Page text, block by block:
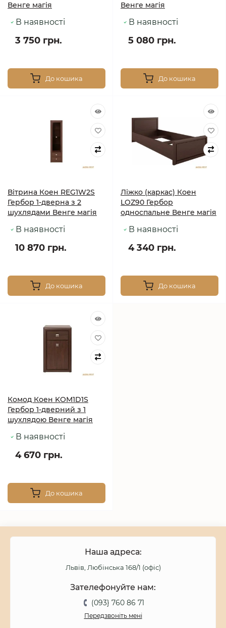
Венге магія
В наявності
3 750 грн.
До кошика
Венге магія
В наявності
5 080 грн.
До кошика
Вітрина Коен REG1W2S
Гербор 1-дверна з 2
шухлядами Венге магія
В наявності
10 870 грн.
До кошика
Ліжко (каркас) Коен
LOZ90 Гербор
односпальне Венге магія
В наявності
4 340 грн.
До кошика
Комод Коен KOM1D1S
Гербор 1-дверний з 1
шухлядою Венге магія
В наявності
4 670 грн.
До кошика
Наша адреса:
Львів, Любінська 168/1 (офіс)
Зателефонуйте нам:
(093} 760 86 71
Передзвоніть мені